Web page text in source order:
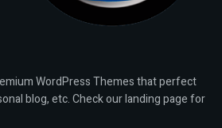
WordPress Themes that perfect
blog, etc. Check our landing page for